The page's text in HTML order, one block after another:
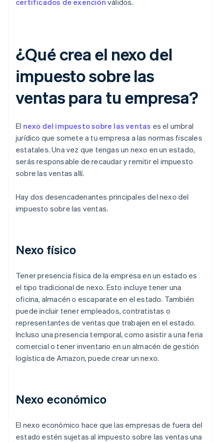
certificados de exención válidos.
¿Qué crea el nexo del
impuesto sobre las
ventas para tu empresa?
El nexo del impuesto sobre las ventas es el umbral
jurídico que somete a tu empresa a las normas fiscales
estatales. Una vez que tengas un nexo en un estado,
serás responsable de recaudar y remitir el impuesto
sobre las ventas allí.
Hay dos desencadenantes principales del nexo del
impuesto sobre las ventas.
Nexo físico
Tener presencia física de la empresa en un estado es
el tipo tradicional de nexo. Esto incluye tener una
oficina, almacén o escaparate en el estado. También
puede incluir tener empleados, contratistas o
representantes de ventas que trabajen en el estado.
Incluso una presencia temporal, como asistir a una feria
comercial o tener inventario en un almacén de gestión
logística de Amazon, puede crear un nexo.
Nexo económico
El nexo económico hace que las empresas de fuera del
estado estén sujetas al impuesto sobre las ventas una